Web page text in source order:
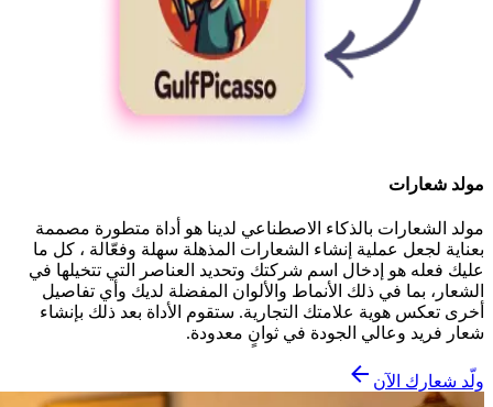
مولد شعارات
مولد الشعارات بالذكاء الاصطناعي لدينا هو أداة متطورة مصممة
بعناية لجعل عملية إنشاء الشعارات المذهلة سهلة وفعّالة ، كل ما
عليك فعله هو إدخال اسم شركتك وتحديد العناصر التي تتخيلها في
الشعار، بما في ذلك الأنماط والألوان المفضلة لديك وأي تفاصيل
أخرى تعكس هوية علامتك التجارية. ستقوم الأداة بعد ذلك بإنشاء
شعار فريد وعالي الجودة في ثوانٍ معدودة.
ولّد شعارك الآن